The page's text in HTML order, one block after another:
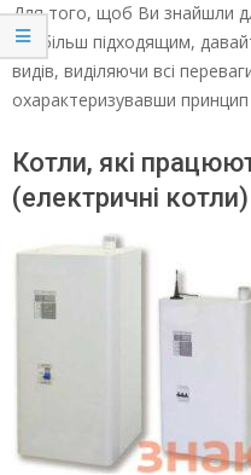
Для того, щоб Ви знайшли
найбільш підходящим,
видів, виділяючи всі
охарактеризувавши
Котли, які
(електричні котли)